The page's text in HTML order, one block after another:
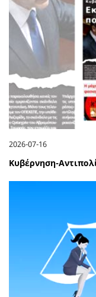
2026-07-16
Κυβέρνηση-